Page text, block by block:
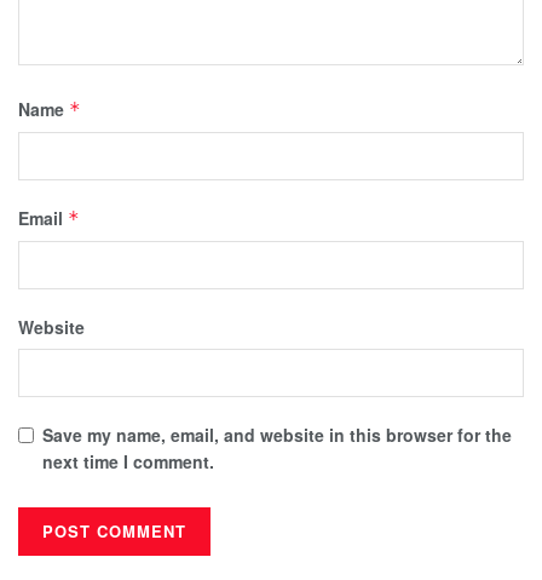
Name *
Email *
Website
Save my name, email, and website in this browser for the
next time I comment.